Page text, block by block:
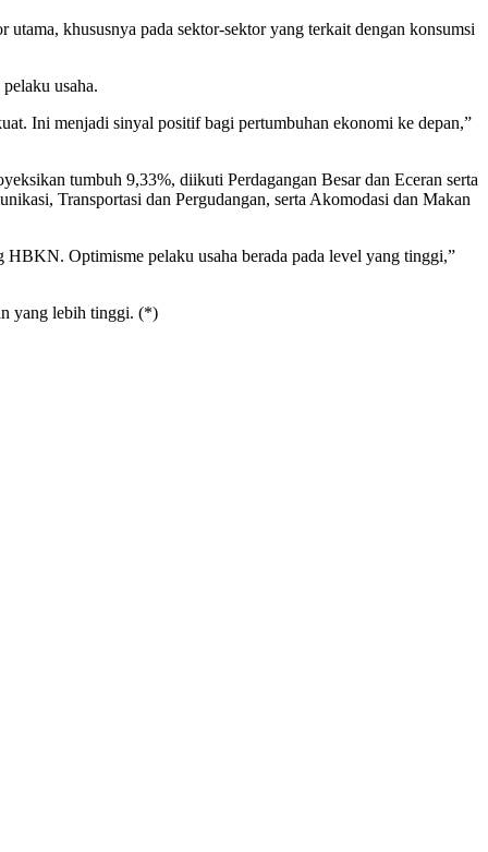
khususnya pada sektor-sektor yang terkait dengan konsumsi
usaha.
Ini menjadi sinyal positif bagi pertumbuhan ekonomi ke depan,”
tumbuh 9,33%, diikuti Perdagangan Besar dan Eceran serta
Transportasi dan Pergudangan, serta Akomodasi dan Makan
Optimisme pelaku usaha berada pada level yang tinggi,”
yang lebih tinggi. (*)